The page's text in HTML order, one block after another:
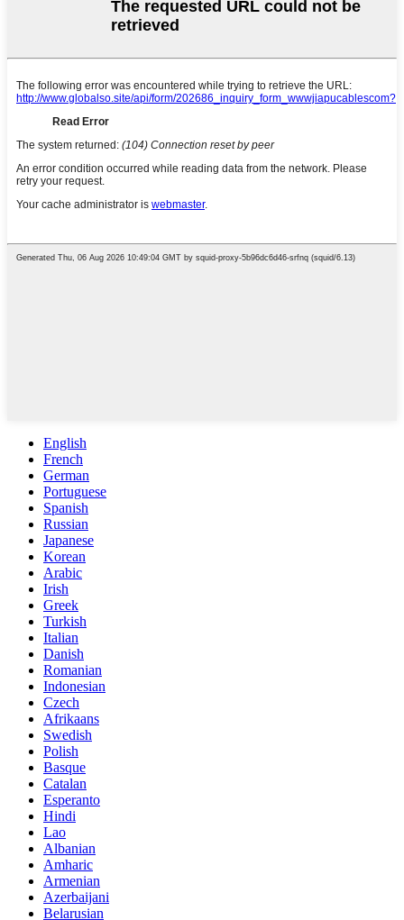
English
French
German
Portuguese
Spanish
Russian
Japanese
Korean
Arabic
Irish
Greek
Turkish
Italian
Danish
Romanian
Indonesian
Czech
Afrikaans
Swedish
Polish
Basque
Catalan
Esperanto
Hindi
Lao
Albanian
Amharic
Armenian
Azerbaijani
Belarusian